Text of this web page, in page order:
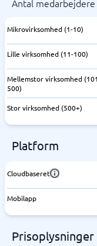
Antal medarbejdere
Mikrovirksomhed (1-10)
Lille virksomhed (11-100)
Mellemstor virksomhed
500)
Stor virksomhed (500+)
Platform
Cloudbaseret
Mobilapp
Prisoplysninger